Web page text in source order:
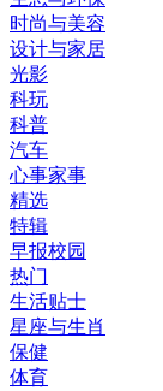
时尚与美容
设计与家居
光影
科玩
科普
汽车
心事家事
精选
特辑
早报校园
热门
生活贴士
星座与生肖
保健
体育